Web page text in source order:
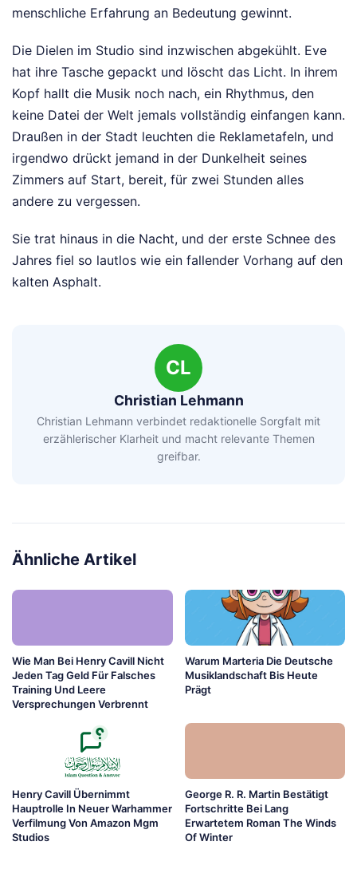
menschliche Erfahrung an Bedeutung gewinnt.
Die Dielen im Studio sind inzwischen abgekühlt. Eve
hat ihre Tasche gepackt und löscht das Licht. In ihrem
Kopf hallt die Musik noch nach, ein Rhythmus, den
keine Datei der Welt jemals vollständig einfangen kann.
Draußen in der Stadt leuchten die Reklametafeln, und
irgendwo drückt jemand in der Dunkelheit seines
Zimmers auf Start, bereit, für zwei Stunden alles
andere zu vergessen.
Sie trat hinaus in die Nacht, und der erste Schnee des
Jahres fiel so lautlos wie ein fallender Vorhang auf den
kalten Asphalt.
CL
Christian Lehmann
Christian Lehmann verbindet redaktionelle Sorgfalt mit
erzählerischer Klarheit und macht relevante Themen
greifbar.
Ähnliche Artikel
Wie Man Bei Henry Cavill Nicht
Jeden Tag Geld Für Falsches
Training Und Leere
Versprechungen Verbrennt
Warum Marteria Die Deutsche
Musiklandschaft Bis Heute
Prägt
Henry Cavill Übernimmt
Hauptrolle In Neuer Warhammer
Verfilmung Von Amazon Mgm
Studios
George R. R. Martin Bestätigt
Fortschritte Bei Lang
Erwartetem Roman The Winds
Of Winter